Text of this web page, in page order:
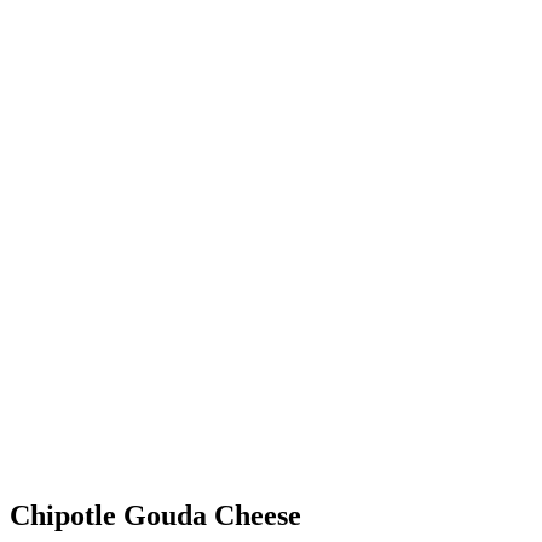
Chipotle Gouda Cheese